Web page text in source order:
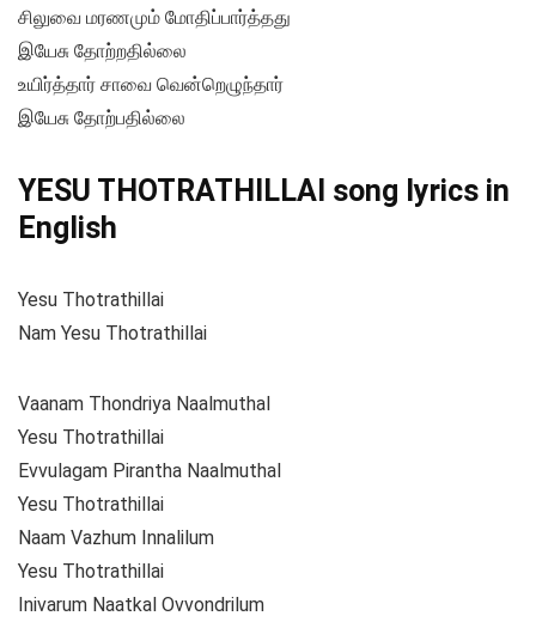
சிலுவை மரணமும் மோதிப்பார்த்தது
இயேசு தோற்றதில்லை
உயிர்த்தார் சாவை வென்றெழுந்தார்
இயேசு தோற்பதில்லை
YESU THOTRATHILLAI song lyrics in
English
Yesu Thotrathillai
Nam Yesu Thotrathillai
Vaanam Thondriya Naalmuthal
Yesu Thotrathillai
Evvulagam Pirantha Naalmuthal
Yesu Thotrathillai
Naam Vazhum Innalilum
Yesu Thotrathillai
Inivarum Naatkal Ovvondrilum